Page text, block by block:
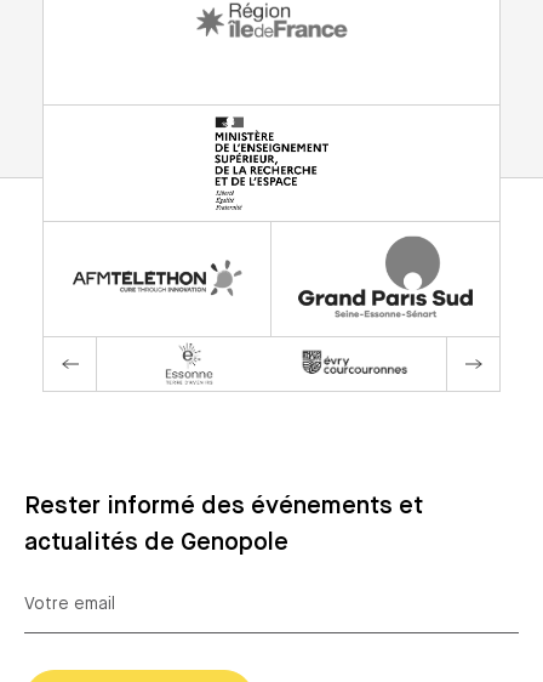
Rester informé des événements et
actualités de Genopole